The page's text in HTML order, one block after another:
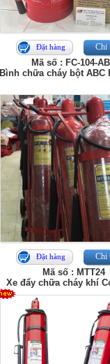
Đặt hàng Chi
Mã số : FC-104-
Bình chữa cháy bột ABC
Đặt hàng Chi
Mã số : MTT24
Xe đẩy chữa cháy khí